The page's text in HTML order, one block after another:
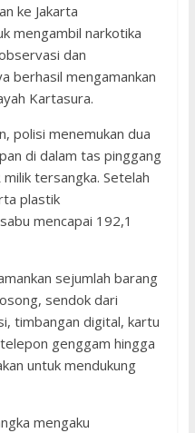
ke Jakarta
mengambil narkotika
dan
berhasil mengamankan
Kartasura.
polisi menemukan dua
di dalam tas pinggang
tersangka. Setelah
plastik
mencapai 192,1
sejumlah barang
sendok dari
timbangan digital, kartu
genggam hingga
untuk mendukung
mengaku